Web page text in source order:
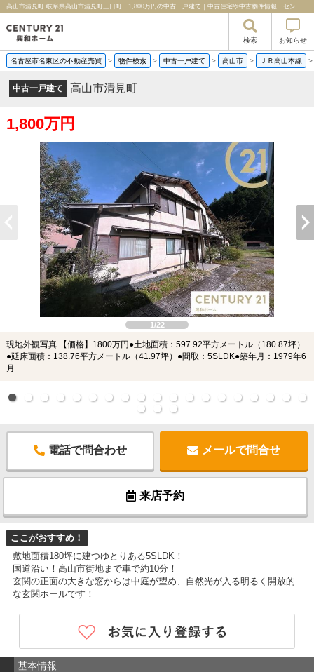
高山市清見町 岐阜県高山市清見町三日町｜1,800万円の中古一戸建て｜中古住宅や中古物件情報｜センチュリー21興和ホーム
検索 お知らせ
名古屋市名東区の不動産売買 > 物件検索 > 中古一戸建て > 高山市 > ＪＲ高山本線 >
中古一戸建て 高山市清見町
1,800万円
1/22
現地外観写真 【価格】1800万円●土地面積：597.92平方メートル（180.87坪）
●延床面積：138.76平方メートル（41.97坪）●間取：5SLDK●築年月：1979年6
月
電話で問合わせ メールで問合せ
来店予約
ここがおすすめ！
敷地面積180坪に建つゆとりある5SLDK！
国道沿い！高山市街地まで車で約10分！
玄関の正面の大きな窓からは中庭が望め、自然光が入る明るく開放的
な玄関ホールです！
基本情報